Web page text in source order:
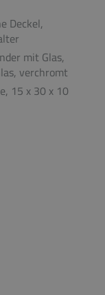
Deckel,
mit Glas,
verchromt
15 x 30 x 10